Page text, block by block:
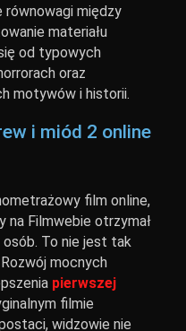
między
materiału
od typowych
oraz
motywów i historii.
i miód 2 online
film online,
na Filmwebie otrzymał
To nie jest tak
mocnych
pierwszej
filmie
widzowie nie